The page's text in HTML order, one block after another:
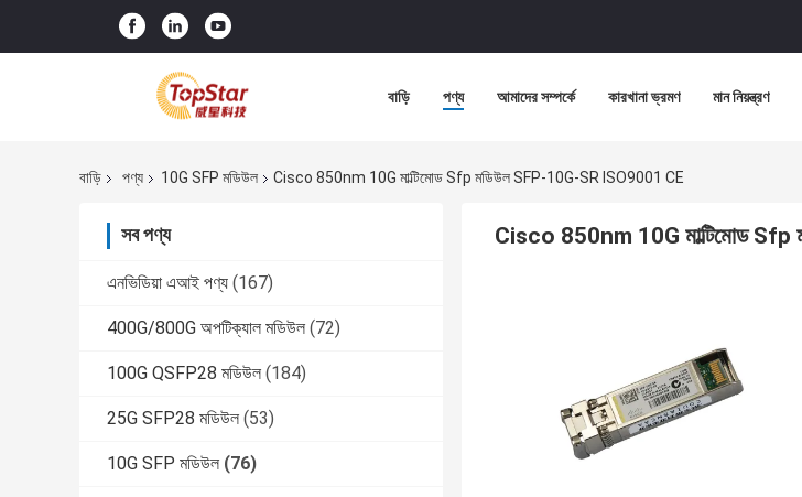
বাড়ি পণ্য আমাদের সম্পর্কে কারখানা ভ্রমণ মান নিয়ন্ত্রণ
বাড়ি পণ্য 10G SFP মডিউল Cisco 850nm 10G মাল্টিমোড Sfp মডিউল SFP-10G-SR ISO9001 CE
সব পণ্য
এনভিডিয়া এআই পণ্য (167)
400G/800G অপটিক্যাল মডিউল (72)
100G QSFP28 মডিউল (184)
25G SFP28 মডিউল (53)
10G SFP মডিউল (76)
Cisco 850nm 10G মাল্টিমোড